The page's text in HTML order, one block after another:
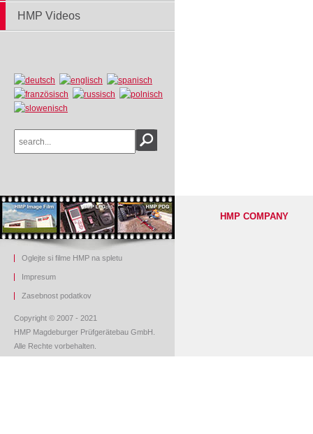
HMP Videos
Oglejte si filme HMP na spletu
Impresum
Zasebnost podatkov
Copyright © 2007 - 2021
HMP Magdeburger Prüfgerätebau GmbH.
Alle Rechte vorbehalten.
HMP COMPANY